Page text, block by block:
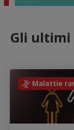
Gli
Malattie